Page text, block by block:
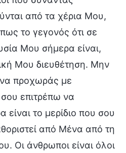
από τα χέρια Μου,
το γεγονός ότι σε
Μου σήμερα είναι,
Μου διευθέτηση. Μην
να προχωράς με
επιτρέπω να
το μερίδιο που σου
από Μένα από τη
Οι άνθρωποι είναι όλοι